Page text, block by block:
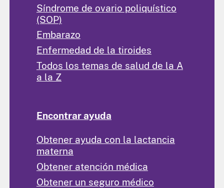
Síndrome de ovario poliquístico
(SOP)
Embarazo
Enfermedad de la tiroides
Todos los temas de salud de la A
a la Z
Encontrar ayuda
Obtener ayuda con la lactancia
materna
Obtener atención médica
Obtener un seguro médico